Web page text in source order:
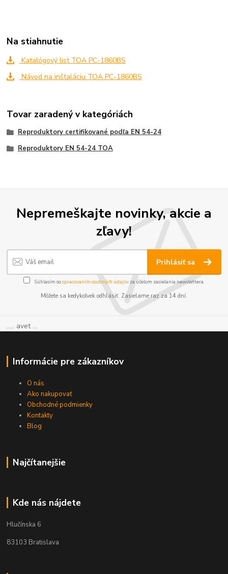
Na stiahnutie
Katalógový list TOA PC-1860BS
Návod na inštaláciu TOA PC-1860BS
Tovar zaradený v kategóriách
Reproduktory certifikované podľa EN 54-24
Reproduktory EN 54-24 TOA
Nepremeškajte novinky, akcie a
zľavy!
Prihlásiť sa
Súhlasím sospracovaním osobných údajov za účelom zasielania newslettera.
Môžete sa kedykoľvek odhlásiť. Zasielame raz za 14 dní.
..... avet ...
Informácie pre zákazníkov
O nás
Ako nakupovať
Obchodné podmienky
Kontakty
Blog
Najčítanejšie
Kde nás nájdete
Hlučínska 6
83103 Bratislava